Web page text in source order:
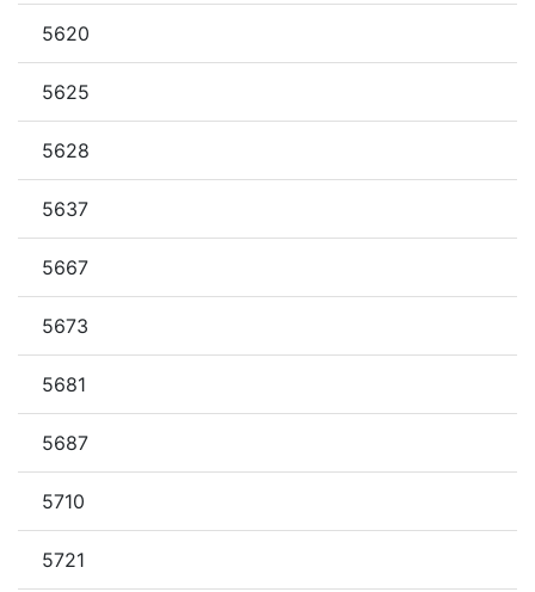
5620
5625
5628
5637
5667
5673
5681
5687
5710
5721